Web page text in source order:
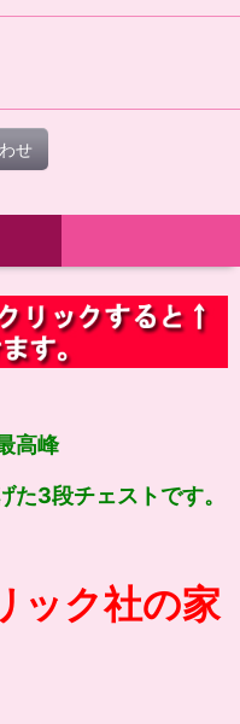
せ
高峰
た3段チェストです。
ック社の家